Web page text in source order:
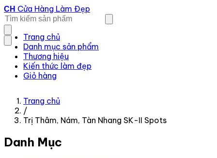
CH Cửa Hàng Làm Đẹp
Trang chủ
Danh mục sản phẩm
Thương hiệu
Kiến thức làm đẹp
Giỏ hàng
Trang chủ
/
Trị Thâm, Nám, Tàn Nhang SK-II Spots
Danh Mục